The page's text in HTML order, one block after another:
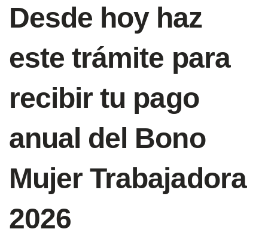
Desde hoy haz
este trámite para
recibir tu pago
anual del Bono
Mujer Trabajadora
2026